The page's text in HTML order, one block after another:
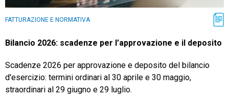
FATTURAZIONE E NORMATIVA
Bilancio 2026: scadenze per l’approvazione e il deposito
Scadenze 2026 per approvazione e deposito del bilancio
d'esercizio: termini ordinari al 30 aprile e 30 maggio,
straordinari al 29 giugno e 29 luglio.